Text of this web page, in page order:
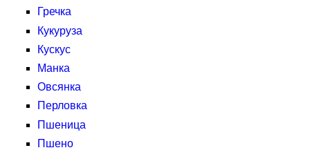
Гречка
Кукуруза
Кускус
Манка
Овсянка
Перловка
Пшеница
Пшено